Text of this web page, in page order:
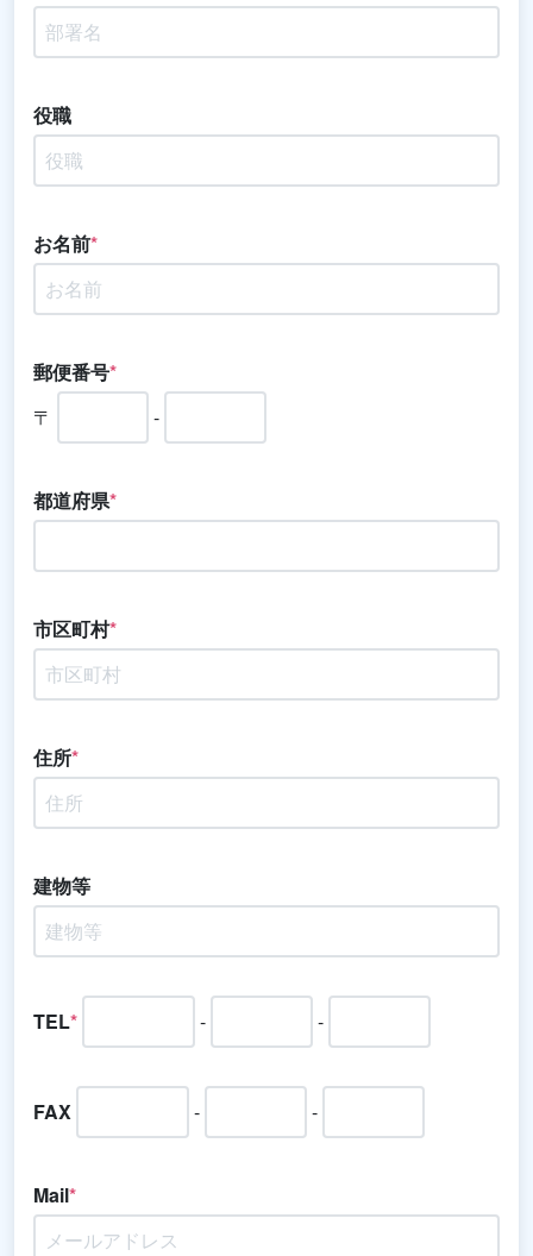
役職
お名前*
郵便番号*
〒
-
都道府県*
市区町村*
住所*
建物等
TEL* - -
FAX - -
Mail*